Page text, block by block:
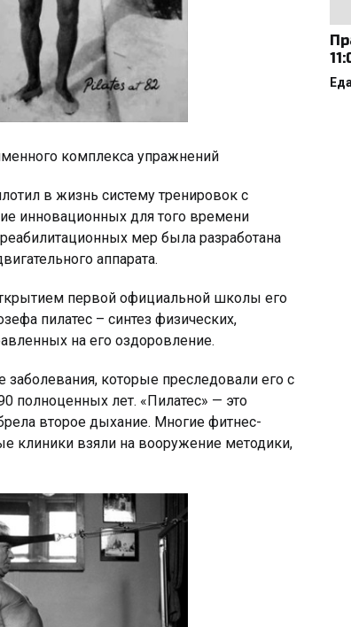
комплекса упражнений
в жизнь систему тренировок с
инновационных для того времени
мер была разработана
аппарата.
первой официальной школы его
пилатес – синтез физических,
на его оздоровление.
которые преследовали его с
полноценных лет. «Пилатес» — это
второе дыхание. Многие фитнес-
клиники взяли на вооружение методики,